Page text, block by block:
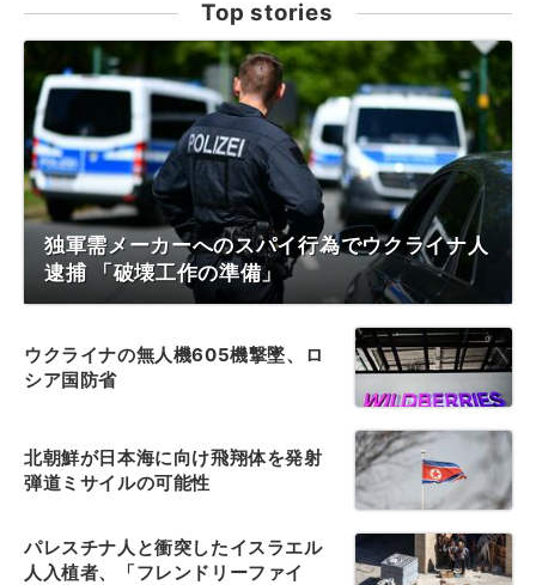
Top stories
独軍需メーカーへのスパイ行為でウクライナ人
逮捕 「破壊工作の準備」
ウクライナの無人機605機撃墜、ロ
シア国防省
北朝鮮が日本海に向け飛翔体を発射
弾道ミサイルの可能性
パレスチナ人と衝突したイスラエル
人入植者、「フレンドリーファイ